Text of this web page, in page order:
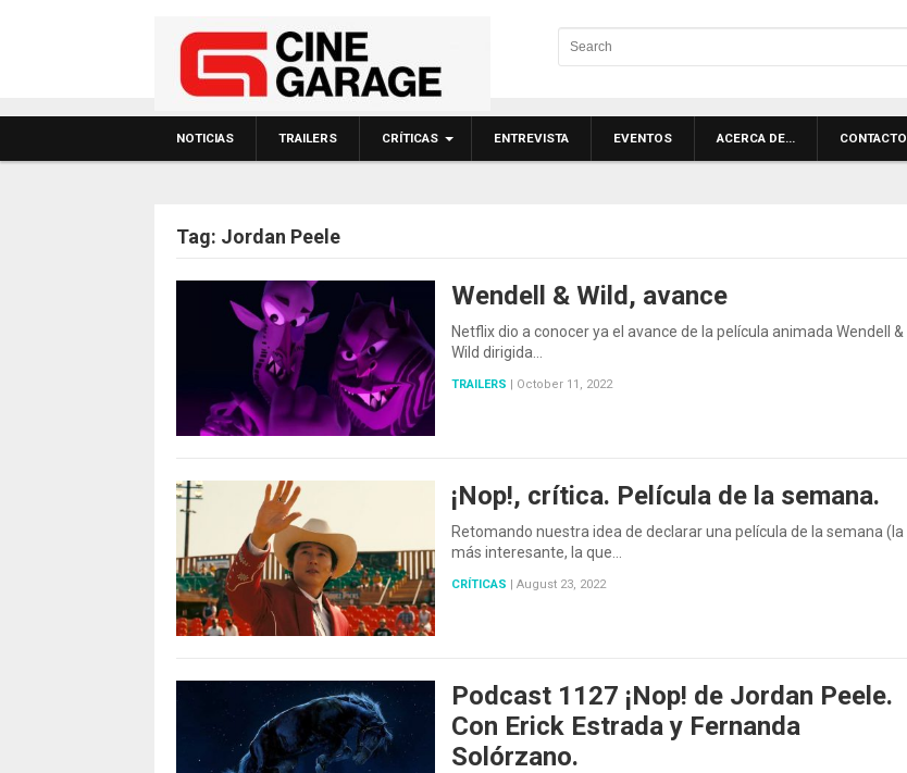
NOTICIAS TRAILERS CRÍTICAS ENTREVISTA EVENTOS ACERCA DE… CONTACTO
Tag: Jordan Peele
Wendell & Wild, avance
Netflix dio a conocer ya el avance de la película animada Wendell &
Wild dirigida…
TRAILERS | October 11, 2022
¡Nop!, crítica. Película de la semana.
Retomando nuestra idea de declarar una película de la semana (la
más interesante, la que…
CRÍTICAS | August 23, 2022
Podcast 1127 ¡Nop! de Jordan Peele.
Con Erick Estrada y Fernanda
Solórzano.